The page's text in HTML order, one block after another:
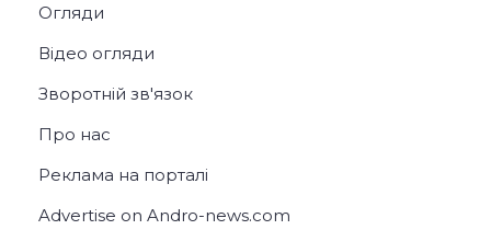
Огляди
Відео огляди
Зворотній зв'язок
Про нас
Реклама на порталі
Advertise on Andro-news.com